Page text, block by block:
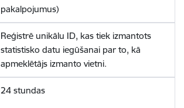
pakalpojumus)
Reģistrē unikālu ID, kas tiek izmantots
statistisko datu iegūšanai par to, kā
apmeklētājs izmanto vietni.
24 stundas